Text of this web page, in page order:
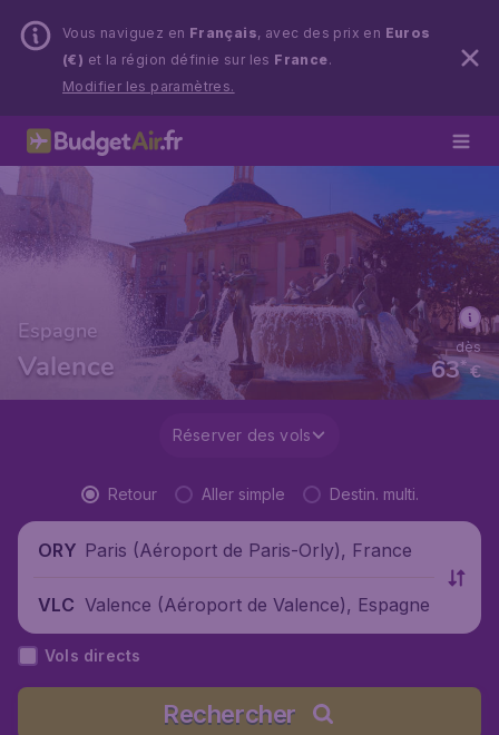
Vous naviguez en Français, avec des prix en Euros
(€) et la région définie sur les France.
Modifier les paramètres.
Espagne
Valence €
63*
dès
Réserver des vols
Retour Aller simple Destin. multi.
ORY Paris (Aéroport de Paris-Orly), France
VLC Valence (Aéroport de Valence), Espagne
Vols directs
Rechercher